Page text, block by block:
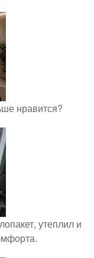
нравится?
утеплил и